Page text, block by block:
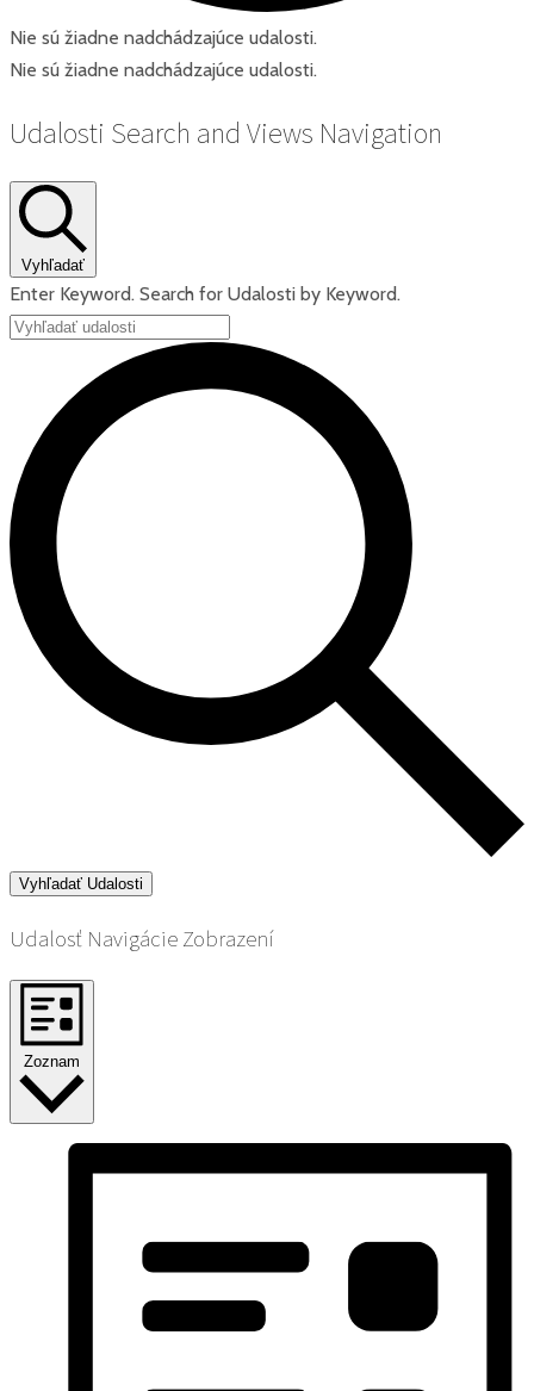
Nie sú žiadne nadchádzajúce udalosti.
Nie sú žiadne nadchádzajúce udalosti.
Udalosti Search and Views Navigation
Vyhľadať
Enter Keyword. Search for Udalosti by Keyword.
Vyhľadať Udalosti
Udalosť Navigácie Zobrazení
Zoznam